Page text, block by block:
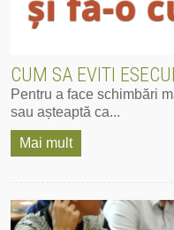
CUM SA EVITI
Pentru a face schimbări
sau așteaptă ca...
Mai mult